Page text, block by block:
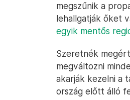
megszűnik a
lehallgatják őket
egyik mentős
Szeretnék
megváltozni
akarják kezelni a
ország előtt álló